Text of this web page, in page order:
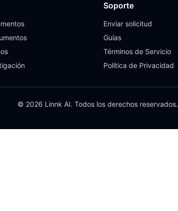
Soporte
Enviar solicitud
Guías
Términos de Servicio
Política de Privacidad
© 2026 Linnk AI. Todos los derechos reservados.